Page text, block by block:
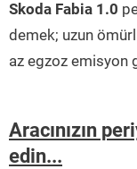
Skoda Fabia 1.0
demek; uzun
az egzoz emisyon
Aracınızın
edin...